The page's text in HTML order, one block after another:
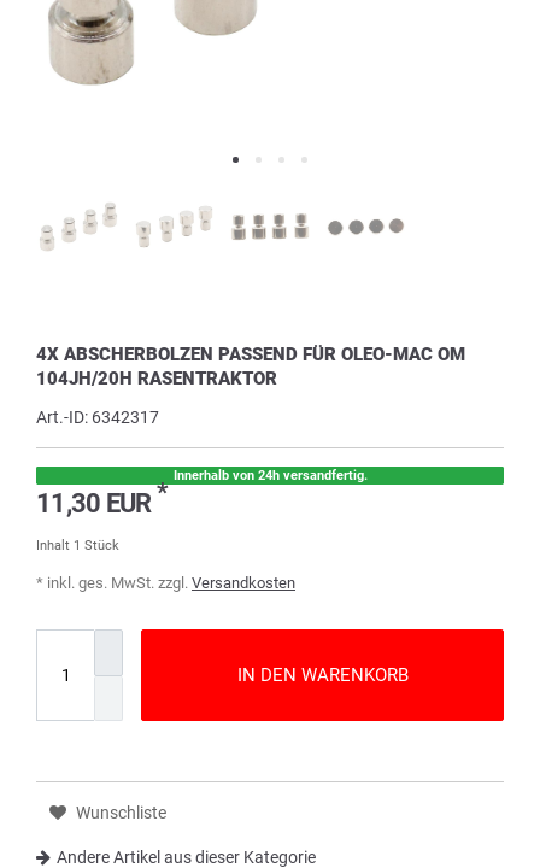
4X ABSCHERBOLZEN PASSEND FÜR OLEO-MAC OM
104JH/20H RASENTRAKTOR
Art.-ID: 6342317
Innerhalb von 24h versandfertig.
11,30 EUR*
Inhalt 1 Stück
* inkl. ges. MwSt. zzgl. Versandkosten
IN DEN WARENKORB
Wunschliste
Andere Artikel aus dieser Kategorie